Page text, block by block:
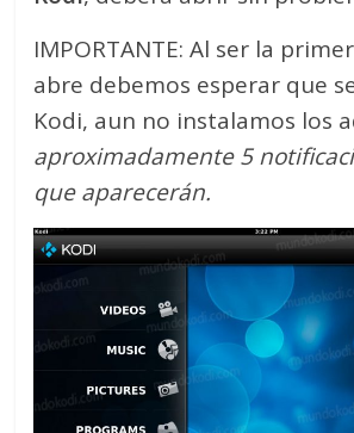
IMPORTANTE: Al ser la
abre debemos esperar que
Kodi, aun no instalamos los
aproximadamente 5
que aparecerán.